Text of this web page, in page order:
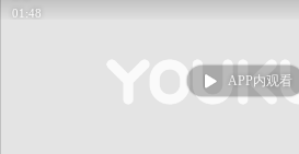
01:48
APP内观看